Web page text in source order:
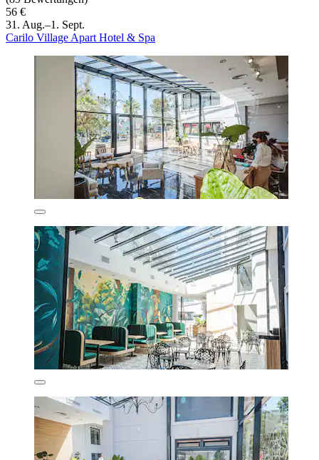
56 €
31. Aug.–1. Sept.
Carilo Village Apart Hotel & Spa